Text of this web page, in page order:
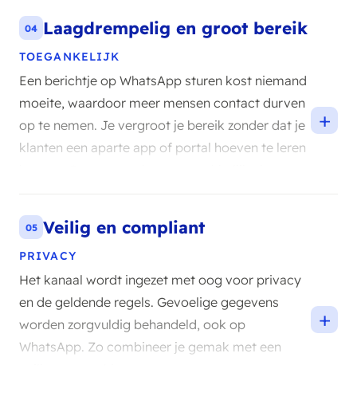
04 Laagdrempelig en groot bereik
TOEGANKELIJK
Een berichtje op WhatsApp sturen kost niemand
moeite, waardoor meer mensen contact durven
op te nemen. Je vergroot je bereik zonder dat je
klanten een aparte app of portal hoeven te leren
+
05 Veilig en compliant
PRIVACY
Het kanaal wordt ingezet met oog voor privacy
en de geldende regels. Gevoelige gegevens
worden zorgvuldig behandeld, ook op
WhatsApp. Zo combineer je gemak met een
+